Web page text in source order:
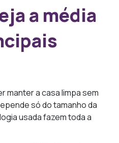
a média
manter a casa limpa sem
só do tamanho da
usada fazem toda a